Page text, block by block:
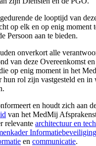
de looptijd van
op elk en op enig moment
Persoon aan te bieden.
onverkort alle
van deze Overeenkomst
op enig moment in het
hun rol zijn vastgesteld en
en houdt zich aan
van het MedMij
relevante architectuur en
Informatiebeveiliging
en communicatie.